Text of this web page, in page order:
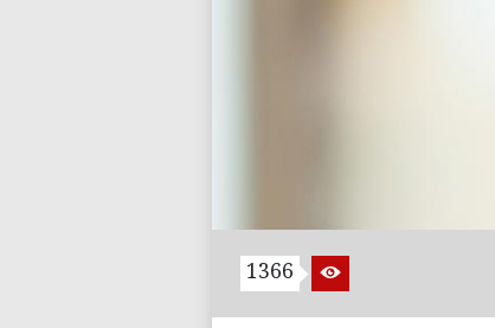
1366